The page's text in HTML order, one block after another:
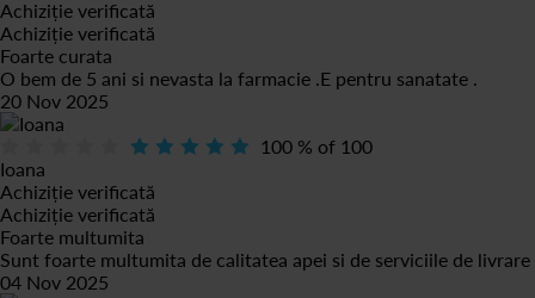
Achiziție verificată
Achiziție verificată
Foarte curata
O bem de 5 ani si nevasta la farmacie .E pentru sanatate .
20 Nov 2025
100 % of 100
Ioana
Achiziție verificată
Achiziție verificată
Foarte multumita
Sunt foarte multumita de calitatea apei si de serviciile de livrare
04 Nov 2025